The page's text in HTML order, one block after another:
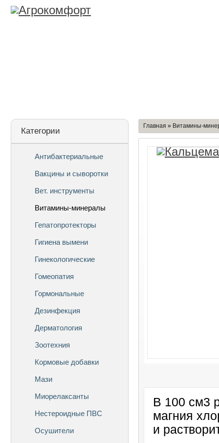
Категории
Антибактериальные
Вакцины и сыворотки
Вет. инструменты
Витамины-минералы
Гепатопротекторы
Гигиена вымени
Гинекологические
Гомеопатия
Гормональные
Дезинфекция
Дерматология
Зоотехния
Кормовые добавки
Мази
Миорелаксанты
Нестероидные ПВС
Осушители
Главная » Витамины-
В 100 см3
магния
и